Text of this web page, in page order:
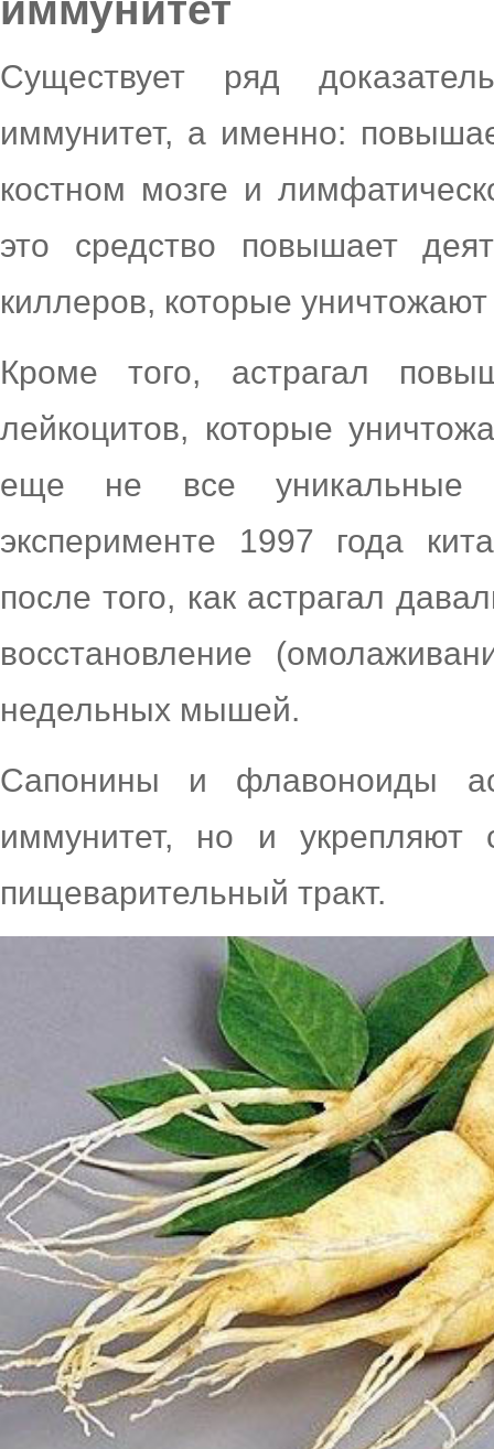
Существует ряд
иммунитет, а именно:
костном мозге и
это средство повышает
киллеров, которые
Кроме того, астрагал
лейкоцитов, которые
еще не все уникальные
эксперименте 1997 года
после того, как астрагал
восстановление
недельных мышей.
Сапонины и флавоноиды
иммунитет, но и укрепляют
пищеварительный тракт.